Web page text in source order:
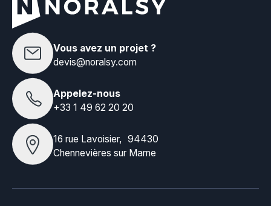
Vous avez un projet ?
devis@noralsy.com
Appelez-nous
+33 1 49 62 20 20
16 rue Lavoisier, 94430
Chennevières sur Marne